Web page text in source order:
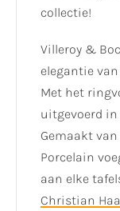
collectie!
Villeroy &
elegantie
Met het
uitgevoerd in
Gemaakt
Porcelain
aan elke
Christian